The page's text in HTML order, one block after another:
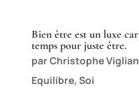
Bien être est un luxe car
temps pour juste être.
parChristophe
Equilibre, Soi